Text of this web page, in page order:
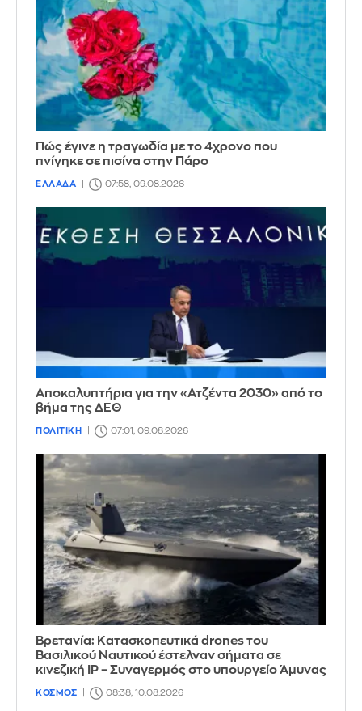
Πώς έγινε η τραγωδία με το 4χρονο που
πνίγηκε σε πισίνα στην Πάρο
ΕΛΛΑΔΑ 07:58, 09.08.2026
Αποκαλυπτήρια για την «Ατζέντα 2030» από το
βήμα της ΔΕΘ
ΠΟΛΙΤΙΚΗ 07:01, 09.08.2026
Βρετανία: Κατασκοπευτικά drones του
Βασιλικού Ναυτικού έστελναν σήματα σε
κινεζική IP – Συναγερμός στο υπουργείο Άμυνας
ΚΟΣΜΟΣ 08:38, 10.08.2026